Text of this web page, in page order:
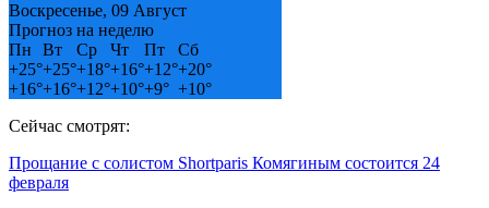
Воскресенье, 09 Август
Прогноз на неделю
Пн
Вт Ср Чт Пт
Сб
+25°+25°+18°+16°+12°+20°
+16°+16°+12°+10°+9° +10°
Сейчас смотрят:
Прощание с солистом Shortparis Комягиным состоится 24
февраля